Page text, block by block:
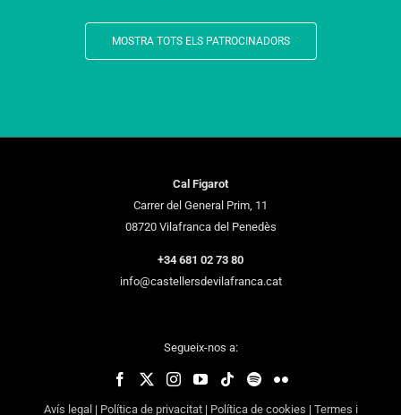
MOSTRA TOTS ELS PATROCINADORS
Cal Figarot
Carrer del General Prim, 11
08720 Vilafranca del Penedès
+34 681 02 73 80
info@castellersdevilafranca.cat
Segueix-nos a:
Avís legal| Política de privacitat| Política de cookies | Termes i